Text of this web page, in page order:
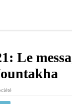
trois nouveaux
ans meurt noyé dans un
Comité scientifique
valide onze dossiers
Le